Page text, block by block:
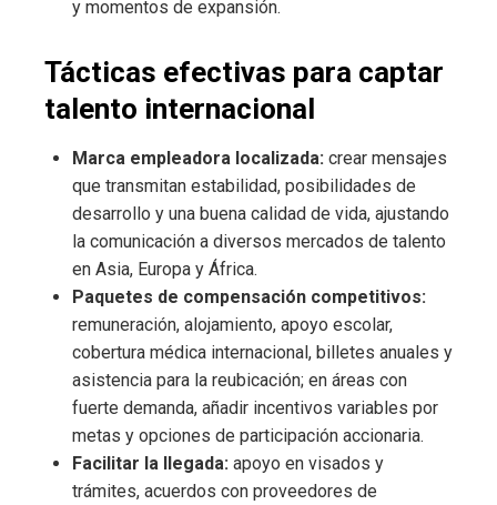
y momentos de expansión.
Tácticas efectivas para captar
talento internacional
Marca empleadora localizada: crear mensajes
que transmitan estabilidad, posibilidades de
desarrollo y una buena calidad de vida, ajustando
la comunicación a diversos mercados de talento
en Asia, Europa y África.
Paquetes de compensación competitivos:
remuneración, alojamiento, apoyo escolar,
cobertura médica internacional, billetes anuales y
asistencia para la reubicación; en áreas con
fuerte demanda, añadir incentivos variables por
metas y opciones de participación accionaria.
Facilitar la llegada: apoyo en visados y
trámites, acuerdos con proveedores de